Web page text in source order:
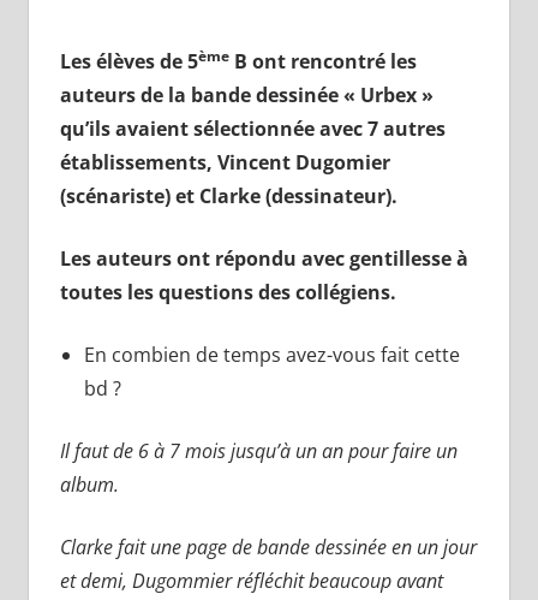
Les élèves de 5èmeB ont rencontré les
auteurs de la bande dessinée « Urbex »
qu’ils avaient sélectionnée avec 7 autres
établissements, Vincent Dugomier
(scénariste) et Clarke (dessinateur).
Les auteurs ont répondu avec gentillesse à
toutes les questions des collégiens.
En combien de temps avez-vous fait cette
bd ?
Il faut de 6 à 7 mois jusqu’à un an pour faire un
album.
Clarke fait une page de bande dessinée en un jour
et demi, Dugommier réfléchit beaucoup avant